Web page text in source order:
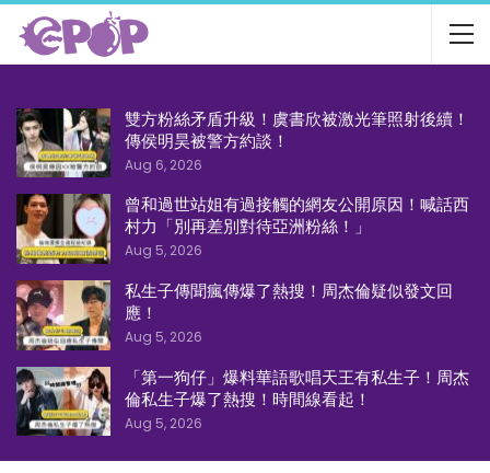
雙方粉絲矛盾升級！虞書欣被激光筆照射後續！
傳侯明昊被警方約談！
Aug 6, 2026
曾和過世站姐有過接觸的網友公開原因！喊話西
村力「別再差別對待亞洲粉絲！」
Aug 5, 2026
私生子傳聞瘋傳爆了熱搜！周杰倫疑似發文回
應！
Aug 5, 2026
「第一狗仔」爆料華語歌唱天王有私生子！周杰
倫私生子爆了熱搜！時間線看起！
Aug 5, 2026